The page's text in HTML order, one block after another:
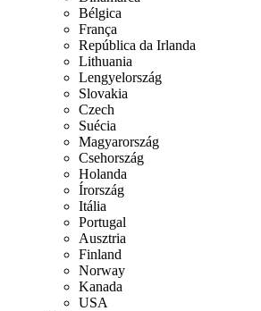
Bélgica
França
República da Irlanda
Lithuania
Lengyelország
Slovakia
Czech
Suécia
Magyarország
Csehország
Holanda
Írország
Itália
Portugal
Ausztria
Finland
Norway
Kanada
USA